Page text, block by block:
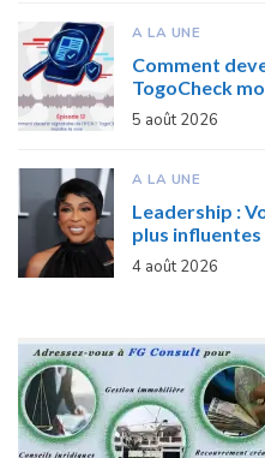
A LA UNE
Comment
TogoCheck
5 août 2026
A LA UNE
Leadership :
plus influentes
4 août 2026